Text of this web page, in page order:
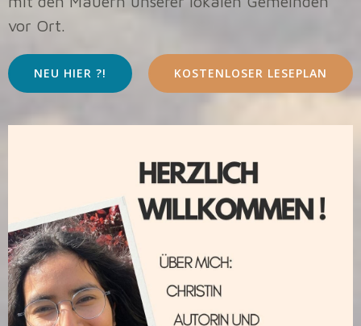
vor Ort.
NEU HIER ?! KOSTENLOSER LESEPLAN